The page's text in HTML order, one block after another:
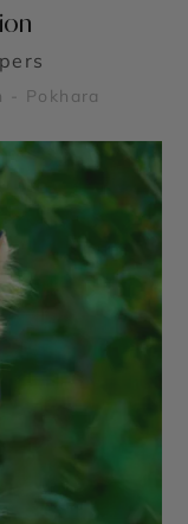
- Pokhara